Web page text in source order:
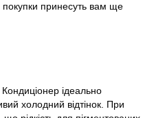
покупки принесуть вам ще
ідеально
холодний відтінок. При